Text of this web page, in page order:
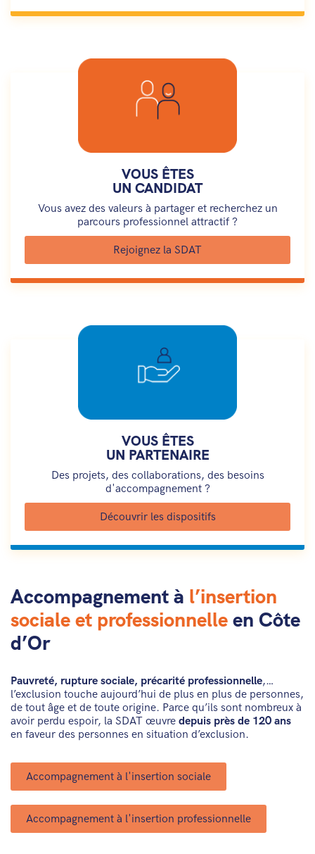
VOUS ÊTES
UN CANDIDAT
Vous avez des valeurs à partager et recherchez un
parcours professionnel attractif ?
Rejoignez la SDAT
VOUS ÊTES
UN PARTENAIRE
Des projets, des collaborations, des besoins
d'accompagnement ?
Découvrir les dispositifs
Accompagnement à l’insertion
sociale et professionnelleen Côte
d’Or
Pauvreté, rupture sociale, précarité professionnelle,…
l’exclusion touche aujourd’hui de plus en plus de personnes,
de tout âge et de toute origine. Parce qu’ils sont nombreux à
avoir perdu espoir, la SDAT œuvre depuis près de 120 ans
en faveur des personnes en situation d’exclusion.
Accompagnement à l'insertion sociale
Accompagnement à l'insertion professionnelle